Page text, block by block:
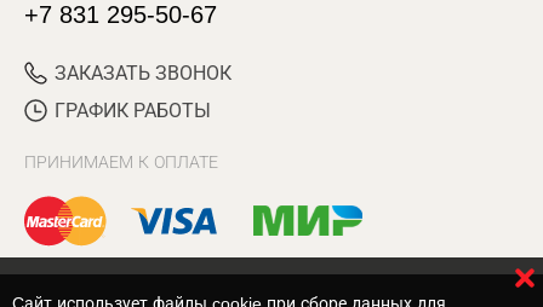
+7 831 295-50-67
ЗАКАЗАТЬ ЗВОНОК
ГРАФИК РАБОТЫ
ПРИНИМАЕМ К ОПЛАТЕ